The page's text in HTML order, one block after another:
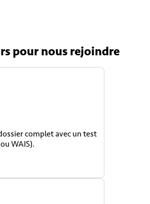
pour nous rejoindre
complet avec un test
WAIS).